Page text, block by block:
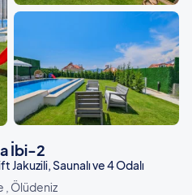
İbi-2
Saunalı ve 4 Odalı
, Ölüdeniz